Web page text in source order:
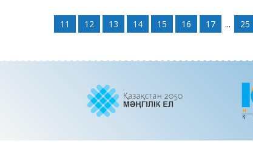
11 12 13 14 15 16 17 ... 25